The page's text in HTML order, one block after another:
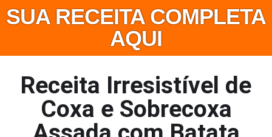
SUA RECEITA COMPLETA
AQUI
Receita Irresistível de
Coxa e Sobrecoxa